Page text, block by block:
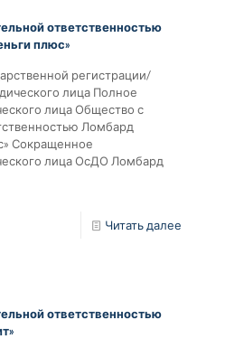
ответственностью
плюс»
регистрации/
лица Полное
лица Общество с
Ломбард
Сокращенное
лица ОсДО Ломбард
Читать далее
ответственностью